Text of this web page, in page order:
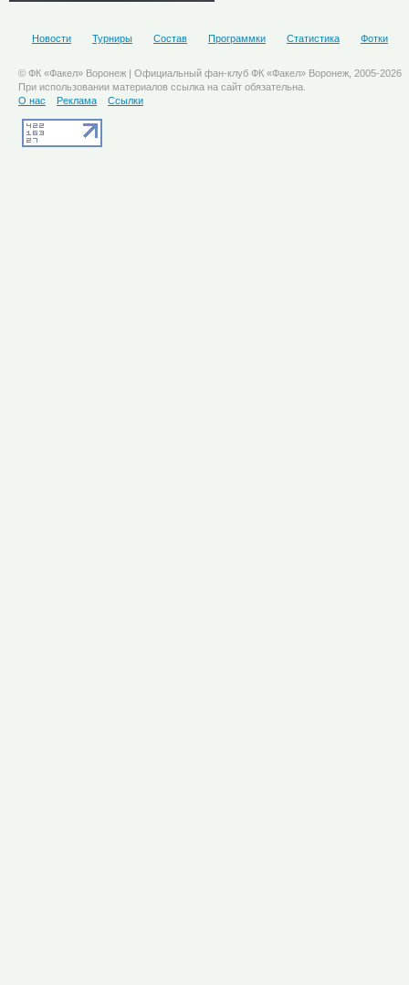
Новости Турниры Состав Программки Статистика Фотки
© ФК «Факел» Воронеж | Официальный фан-клуб ФК «Факел» Воронеж, 2005-2026
При использовании материалов ссылка на сайт обязательна.
О нас
Реклама Ссылки